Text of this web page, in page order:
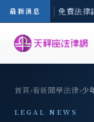
最新消息
-8/3(一) 現場免費法律
首頁›看新聞學法律›少
LEGAL NEWS